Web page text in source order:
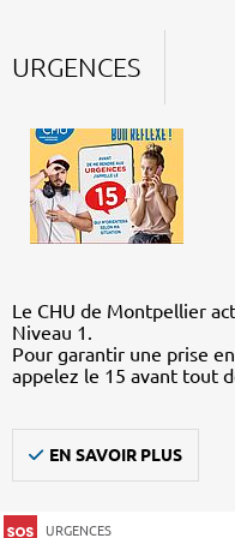
URGENCES
Le CHU de Montpellier
Niveau 1.
Pour garantir une prise
appelez le 15 avant tout
EN SAVOIR PLUS
URGENCES